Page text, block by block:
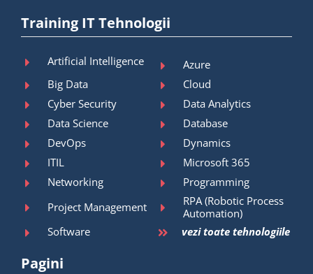
Training IT Tehnologii
Artificial Intelligence
Azure
Big Data
Cloud
Cyber Security
Data Analytics
Data Science
Database
DevOps
Dynamics
ITIL
Microsoft 365
Networking
Programming
Project Management
RPA (Robotic Process
Automation)
Software
vezi toate tehnologiile
Pagini